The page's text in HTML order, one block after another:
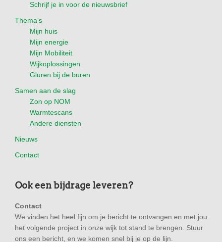
Schrijf je in voor de nieuwsbrief
Thema’s
Mijn huis
Mijn energie
Mijn Mobiliteit
Wijkoplossingen
Gluren bij de buren
Samen aan de slag
Zon op NOM
Warmtescans
Andere diensten
Nieuws
Contact
Ook een bijdrage leveren?
Contact
We vinden het heel fijn om je bericht te ontvangen en met jou
het volgende project in onze wijk tot stand te brengen. Stuur
ons een bericht, en we komen snel bij je op de lijn.